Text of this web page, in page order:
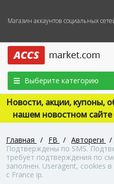
Магазин аккаунтов социальных
Выберите категорию
Новости, акции, купоны,
нашем новостном
Главная / FB / Автореги /
Подтверждены по SMS.
требует подтверждения по
заполнен. Useragent, cookies
с France ip.